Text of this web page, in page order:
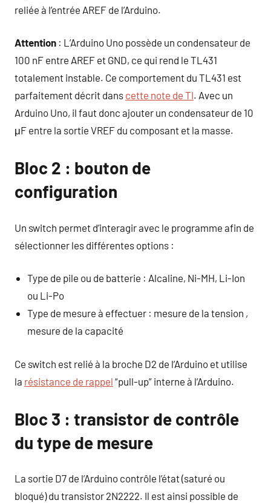
reliée à l’entrée AREF de l’Arduino.
Attention : L’Arduino Uno possède un condensateur de
100 nF entre AREF et GND, ce qui rend le TL431
totalement instable. Ce comportement du TL431 est
parfaitement décrit dans cette note de TI. Avec un
Arduino Uno, il faut donc ajouter un condensateur de 10
μF entre la sortie VREF du composant et la masse.
Bloc 2 : bouton de
configuration
Un switch permet d’interagir avec le programme afin de
sélectionner les différentes options :
Type de pile ou de batterie : Alcaline, Ni-MH, Li-Ion
ou Li-Po
Type de mesure à effectuer : mesure de la tension ,
mesure de la capacité
Ce switch est relié à la broche D2 de l’Arduino et utilise
la résistance de rappel “pull-up” interne à l’Arduino.
Bloc 3 : transistor de contrôle
du type de mesure
La sortie D7 de l’Arduino contrôle l’état (saturé ou
bloqué) du transistor 2N2222. Il est ainsi possible de